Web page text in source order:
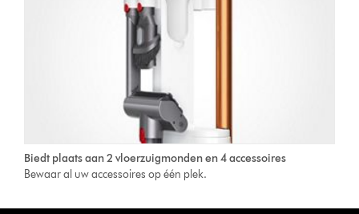
Biedt plaats aan 2 vloerzuigmonden en 4 accessoires
Bewaar al uw accessoires op één plek.